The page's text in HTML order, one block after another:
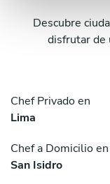
Descubre
disfrutar de
Chef Privado en
Lima
Chef a Domicilio en
San Isidro